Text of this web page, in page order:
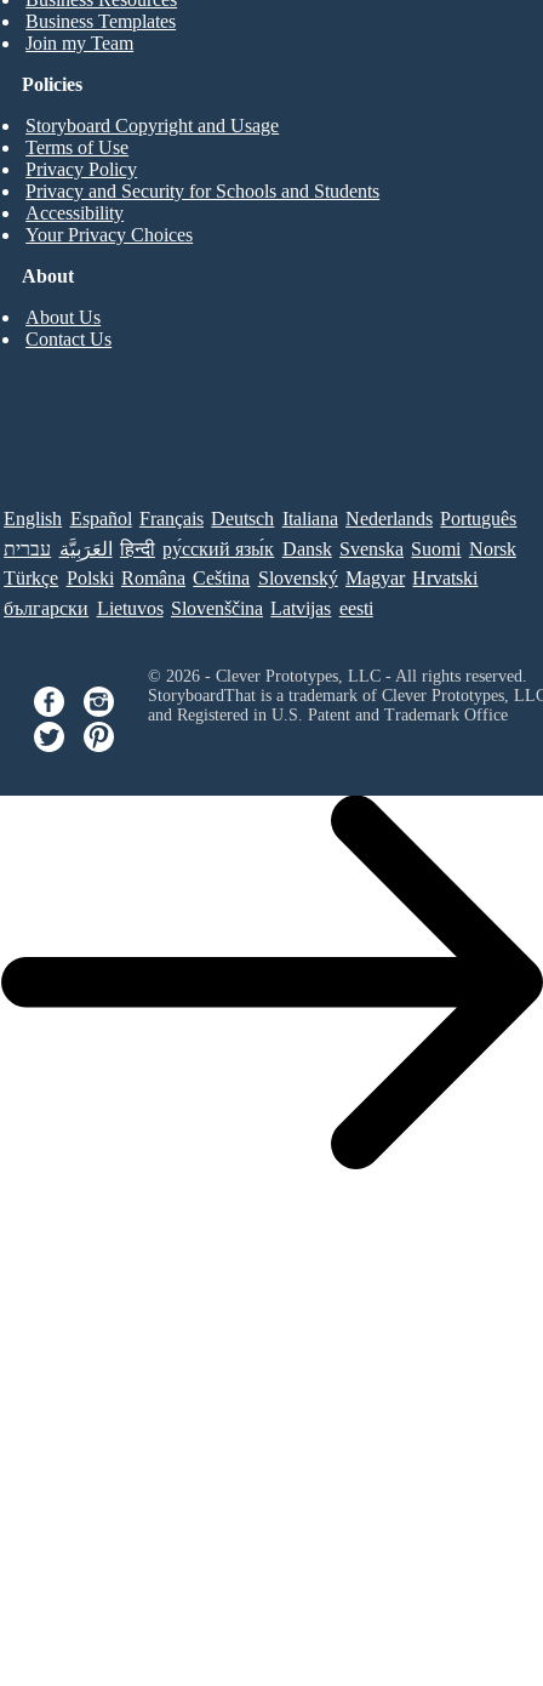
Business Templates
Join my Team
About
About Us
Contact Us
Policies
Storyboard Copyright and Usage
Terms of Use
Privacy Policy
Privacy and Security for Schools and Students
Accessibility
Your Privacy Choices
English Español Français Deutsch Italiana Nederlands Português
עברית العَرَبِيَّة हिन्दी ру́сский язы́к Dansk Svenska Suomi Norsk
Türkçe Polski Româna Ceština Slovenský Magyar Hrvatski
български Lietuvos Slovenščina Latvijas eesti
© 2026 - Clever Prototypes, LLC - All rights reserved.
StoryboardThat is a trademark of Clever Prototypes,
and Registered in U.S. Patent and Trademark Office